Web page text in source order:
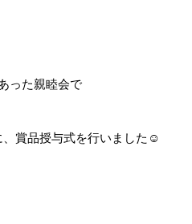
った親睦会で
、賞品授与式を行いました☺